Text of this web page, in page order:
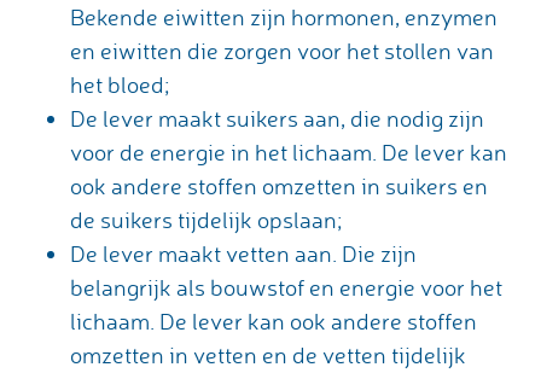
Bekende eiwitten zijn hormonen, enzymen
en eiwitten die zorgen voor het stollen van
het bloed;
De lever maakt suikers aan, die nodig zijn
voor de energie in het lichaam. De lever kan
ook andere stoffen omzetten in suikers en
de suikers tijdelijk opslaan;
De lever maakt vetten aan. Die zijn
belangrijk als bouwstof en energie voor het
lichaam. De lever kan ook andere stoffen
omzetten in vetten en de vetten tijdelijk